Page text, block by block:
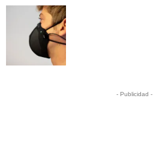
- Publicidad -